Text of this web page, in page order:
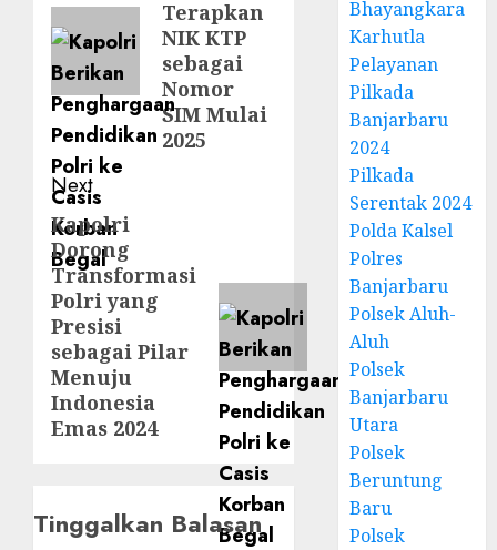
Terapkan
NIK KTP
sebagai
Nomor
SIM Mulai
2025
Next
Kapolri
Dorong
Transformasi
Polri yang
Presisi
sebagai Pilar
Menuju
Indonesia
Emas 2024
Tinggalkan Balasan
Bhayangkara
Karhutla
Pelayanan
Pilkada
Banjarbaru
2024
Pilkada
Serentak 2024
Polda Kalsel
Polres
Banjarbaru
Polsek Aluh-
Aluh
Polsek
Banjarbaru
Utara
Polsek
Beruntung
Baru
Polsek